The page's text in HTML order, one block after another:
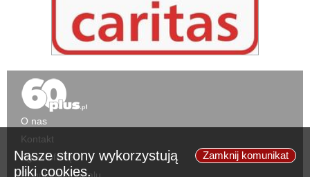
Zamknij komunikat
Nasze strony wykorzystują
pliki cookies.
O nas
Kontakt
Zgłoś ofertę
Regulamin portalu